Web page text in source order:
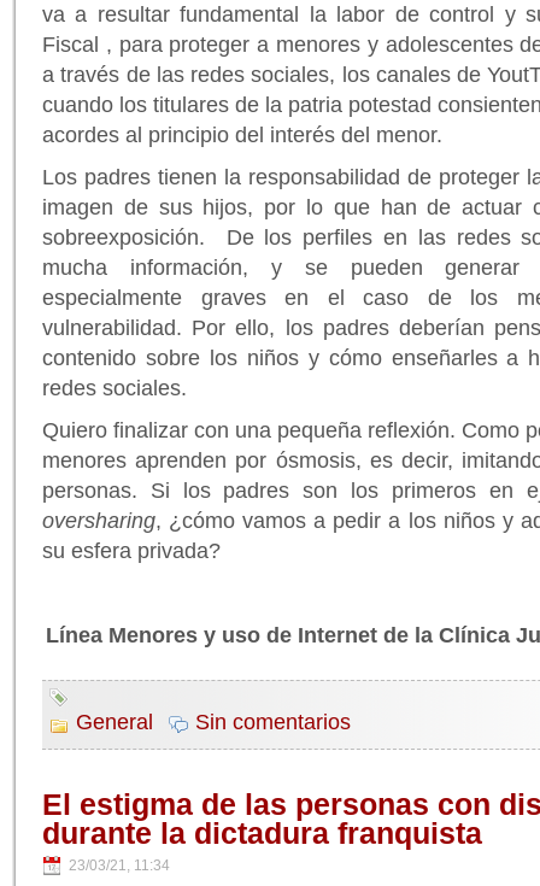
va a resultar fundamental la labor de control y
Fiscal , para proteger a menores y adolescentes
a través de las redes sociales, los canales de
cuando los titulares de la patria potestad
acordes al principio del interés del menor.
Los padres tienen la responsabilidad de proteger
imagen de sus hijos, por lo que han de actuar
sobreexposición. De los perfiles en las redes
mucha información, y se pueden generar
especialmente graves en el caso de los
vulnerabilidad. Por ello, los padres deberían
contenido sobre los niños y cómo enseñarles a
redes sociales.
Quiero finalizar con una pequeña reflexión. Como
menores aprenden por ósmosis, es decir,
personas. Si los padres son los primeros en
oversharing, ¿cómo vamos a pedir a los niños y
su esfera privada?
Línea Menores y uso de Internet de la Clínica
General Sin comentarios
El estigma de las personas con
durante la dictadura franquista
23/03/21, 11:34